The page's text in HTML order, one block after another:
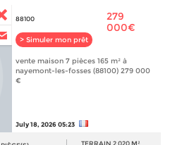
88100
> Simuler mon prêt
279
000€
vente maison 7 pièces 165 m² à
nayemont-les-fosses (88100) 279 000
€
July 18, 2026 05:23
TERRAIN 2 020 M²